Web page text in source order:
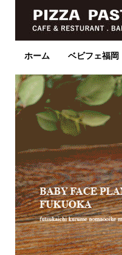
ホーム ベビフェ福岡